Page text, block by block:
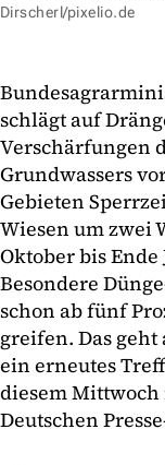
Dirscherl/pixelio.de
schlägt auf
Verschärfungen
Grundwassers
Gebieten
Wiesen um zwei
Oktober bis
Besondere
schon ab fünf
greifen. Das
ein erneutes
diesem
Deutschen